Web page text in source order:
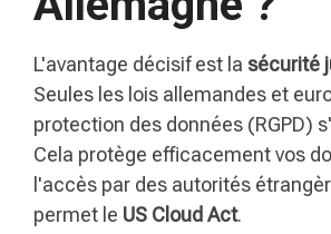
L'avantage décisif est la sécurité
Seules les lois allemandes et
protection des données (RGPD)
Cela protège efficacement vos
l'accès par des autorités
permet le US Cloud Act.